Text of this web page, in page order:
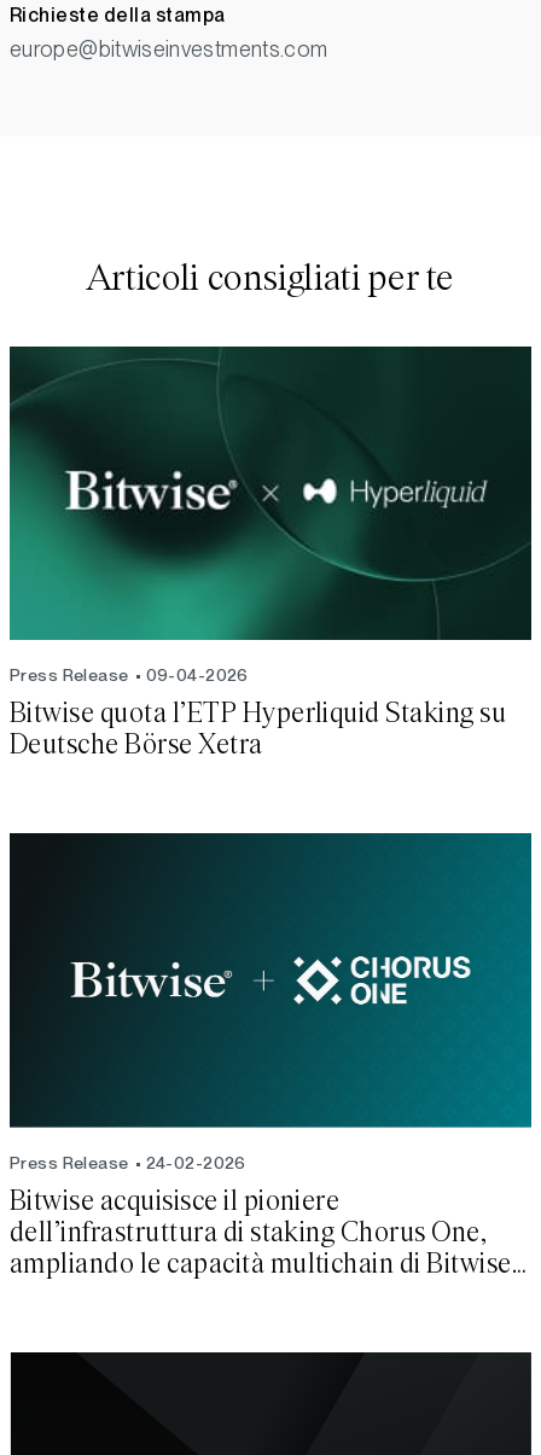
Richieste della stampa
europe@bitwiseinvestments.com
Articoli consigliati per te
Press Release 09-04-2026
Bitwise quota l’ETP Hyperliquid Staking su
Deutsche Börse Xetra
Press Release 24-02-2026
Bitwise acquisisce il pioniere
dell’infrastruttura di staking Chorus One,
ampliando le capacità multichain di Bitwise